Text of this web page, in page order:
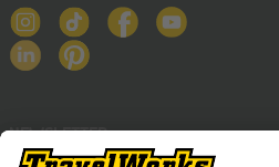
NEWSLETTER